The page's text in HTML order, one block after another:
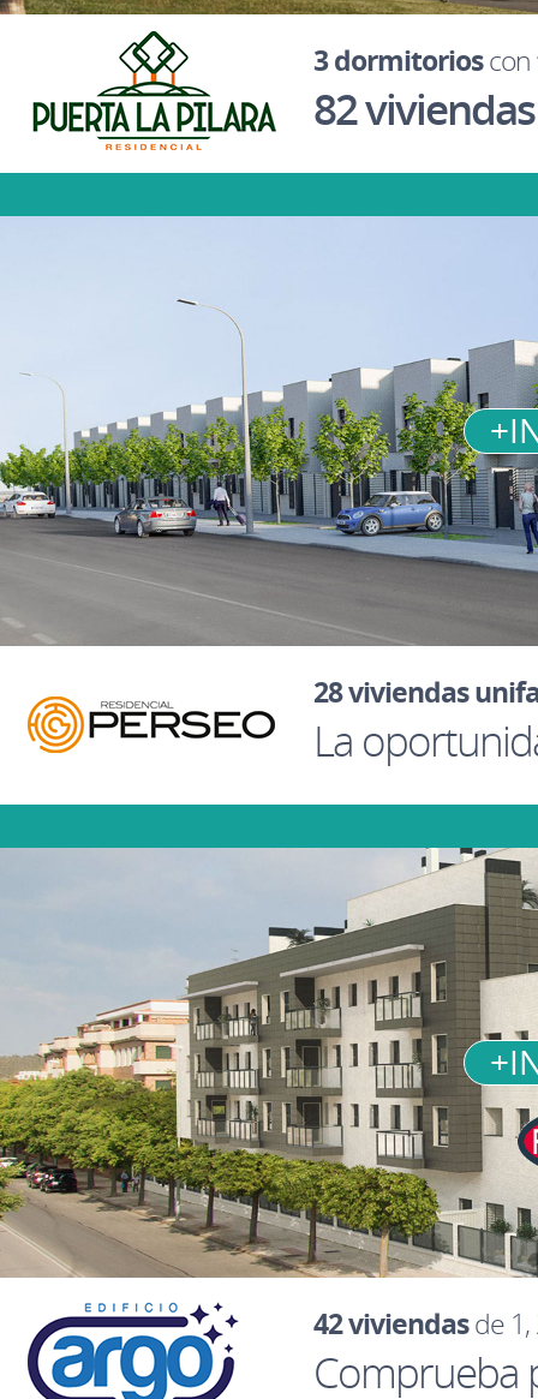
3 dormitorioscon
82
28 viviendas
La
42 viviendasde 1,
Comprueba